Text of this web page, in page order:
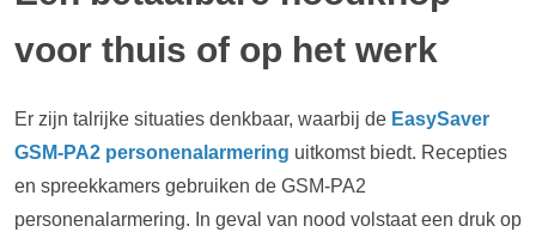
voor thuis of op het werk
Er zijn talrijke situaties denkbaar, waarbij de EasySaver
GSM-PA2 personenalarmering uitkomst biedt. Recepties
en spreekkamers gebruiken de GSM-PA2
personenalarmering. In geval van nood volstaat een druk op